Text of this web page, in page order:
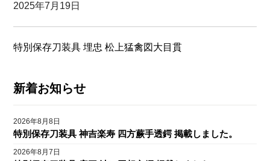
2025年7月19日
特別保存刀装具 埋忠 松上猛禽図大目貫
新着お知らせ
2026年8月8日
特別保存刀装具 神吉楽寿 四方蕨手透鍔 掲載しました。
2026年8月7日